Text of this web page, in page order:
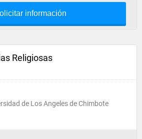
información
Religiosas
de Los Angeles de Chimbote